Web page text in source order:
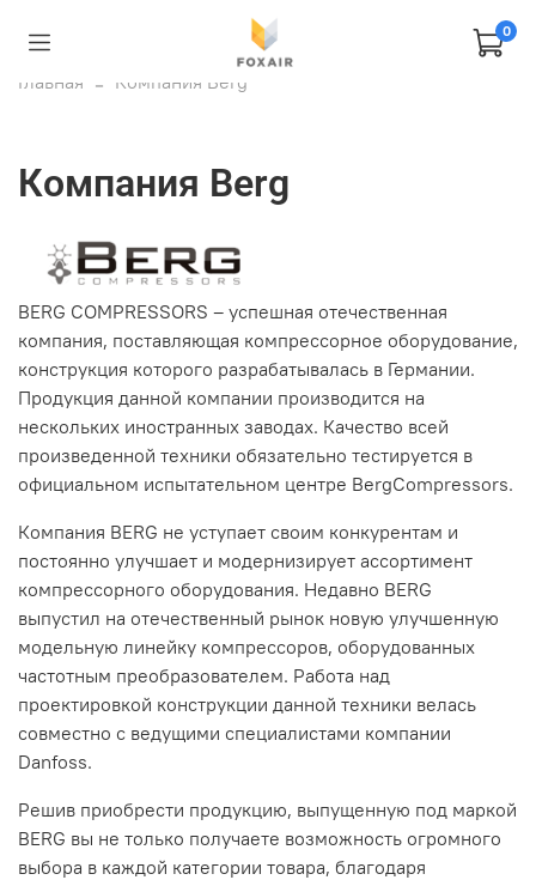
0
Главная Компания Berg
Компания Berg
BERG COMPRESSORS – успешная отечественная
компания, поставляющая компрессорное оборудование,
конструкция которого разрабатывалась в Германии.
Продукция данной компании производится на
нескольких иностранных заводах. Качество всей
произведенной техники обязательно тестируется в
официальном испытательном центре BergCompressors.
Компания BERG не уступает своим конкурентам и
постоянно улучшает и модернизирует ассортимент
компрессорного оборудования. Недавно BERG
выпустил на отечественный рынок новую улучшенную
модельную линейку компрессоров, оборудованных
частотным преобразователем. Работа над
проектировкой конструкции данной техники велась
совместно с ведущими специалистами компании
Danfoss.
Решив приобрести продукцию, выпущенную под маркой
BERG вы не только получаете возможность огромного
выбора в каждой категории товара, благодаря